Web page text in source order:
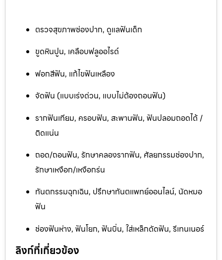
ตรวจสุขภาพช่องปาก, ดูแลฟันเด็ก
ขูดหินปูน, เคลือบฟลูออไรด์
ฟอกสีฟัน, แก้ไขฟันเหลือง
จัดฟัน (แบบเร่งด่วน, แบบไม่ต้องถอนฟัน)
รากฟันเทียม, ครอบฟัน, สะพานฟัน, ฟันปลอมถอดได้ /
ติดแน่น
ถอด/ถอนฟัน, รักษาคลองรากฟัน, ศัลยกรรมช่องปาก,
รักษาเหงือก/เหงือกร่น
ทันตกรรมฉุกเฉิน, ปรึกษาทันตแพทย์ออนไลน์, นัดหมอ
ฟัน
ช่องฟันห่าง, ฟันโยก, ฟันบิ่น, ใส่เหล็กดัดฟัน, รีเทนเนอร์
ลิงก์ที่เกี่ยวข้อง